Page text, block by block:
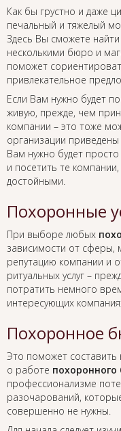
Как бы грустно и даже
печальный и тяжелый
Здесь Вы сможете
несколькими бюро и
поможет
привлекательное
Если Вам нужно будет
живую, прежде, чем
компании – это тоже
организации приведены
Вам нужно будет
и посетить те
достойными.
Похоронные
При выборе любых
зависимости от сферы,
репутацию компании и
ритуальных услуг –
потратить немного
интересующих
Похоронное
Это поможет составить
о работе
профессионализме
разочарований,
совершенно не нужны.